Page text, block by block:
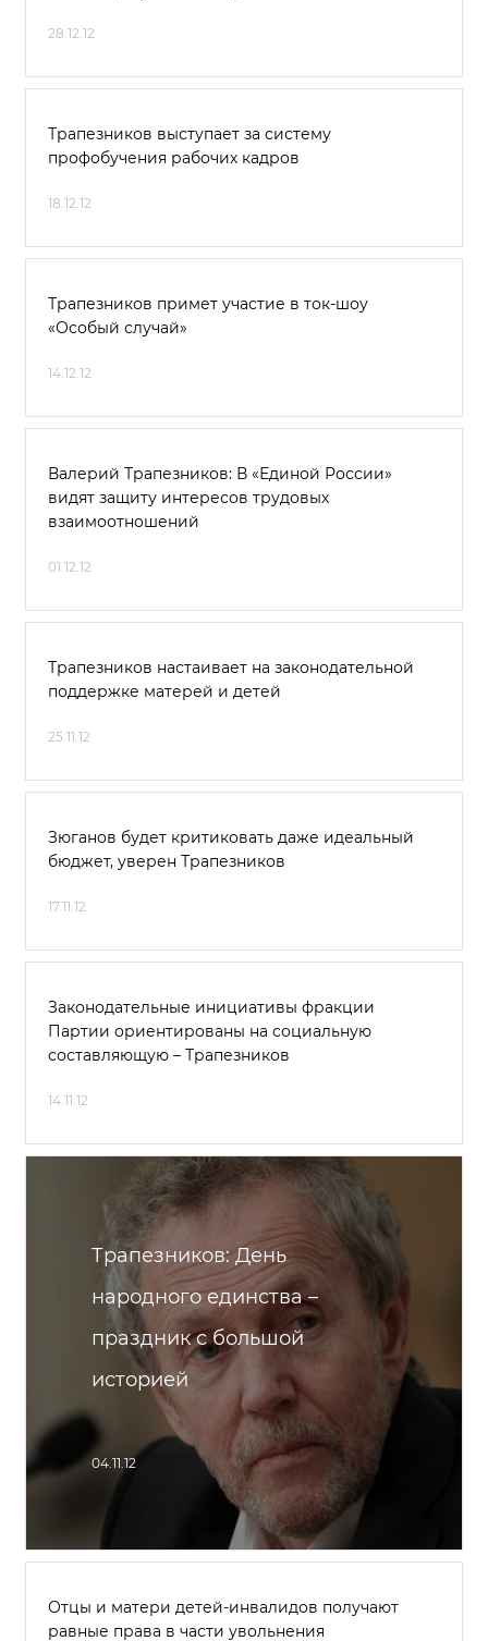
28.12.12
Трапезников выступает за систему
профобучения рабочих кадров
18.12.12
Трапезников примет участие в ток-шоу
«Особый случай»
14.12.12
Валерий Трапезников: В «Единой России»
видят защиту интересов трудовых
взаимоотношений
01.12.12
Трапезников настаивает на законодательной
поддержке матерей и детей
25.11.12
Зюганов будет критиковать даже идеальный
бюджет, уверен Трапезников
17.11.12
Законодательные инициативы фракции
Партии ориентированы на социальную
составляющую – Трапезников
14.11.12
Трапезников: День
народного единства –
праздник с большой
историей
04.11.12
Отцы и матери детей-инвалидов получают
равные права в части увольнения